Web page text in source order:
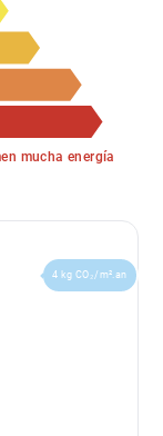
mucha energía
4 kg CO₂/m².an